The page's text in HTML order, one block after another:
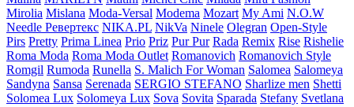
Mirolia Mislana Moda-Versal Modema Mozart My Ami N.O.W
Needle Ревертекс NIKA.PL NikVa Ninele Olegran Open-Style
Pirs Pretty Prima Linea Prio Priz Pur Pur Rada Remix Rise Rishelie
Roma Moda Roma Moda Outlet Romanovich Romanovich Style
Romgil Rumoda Runella S. Malich For Woman Salomea Salomeya
Sandyna Sansa Serenada SERGIO STEFANO Sharlize men Shetti
Solomea Lux Solomeya Lux Sova Sovita Sparada Stefany Svetlana